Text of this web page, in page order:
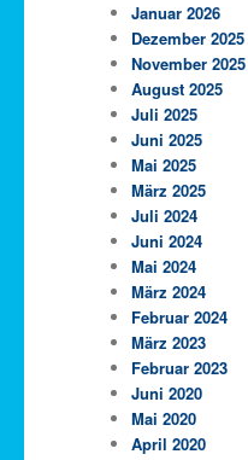
Januar 2026
Dezember 2025
November 2025
August 2025
Juli 2025
Juni 2025
Mai 2025
März 2025
Juli 2024
Juni 2024
Mai 2024
März 2024
Februar 2024
März 2023
Februar 2023
Juni 2020
Mai 2020
April 2020